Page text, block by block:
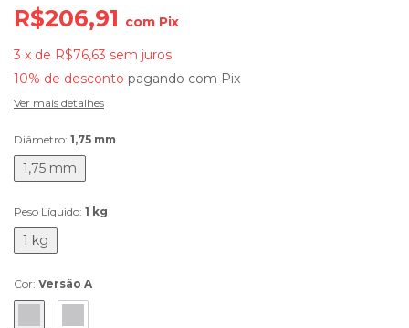
R$206,91 com Pix
3 x de R$76,63 sem juros
10% de desconto pagando com Pix
Ver mais detalhes
Diâmetro: 1,75 mm
1,75 mm
Peso Líquido: 1 kg
1 kg
Cor: Versão A